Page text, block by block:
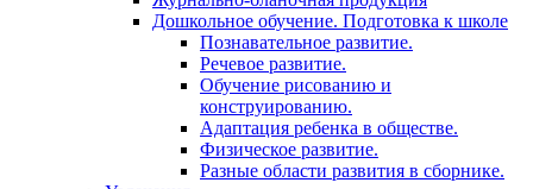
Дошкольное обучение. Подготовка к школе
Познавательное развитие.
Речевое развитие.
Обучение рисованию и
конструированию.
Адаптация ребенка в обществе.
Физическое развитие.
Разные области развития в сборнике.